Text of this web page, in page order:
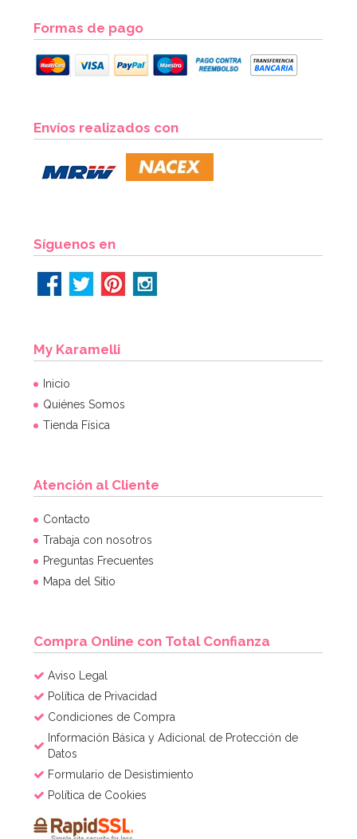
15,95€
Molde Redondo de 35 cm x 7,5 cm - PME
26,95€
AÑADIR
Formas de pago
Envíos realizados con
Síguenos en
My Karamelli
Inicio
Quiénes Somos
Tienda Física
Atención al Cliente
Contacto
Trabaja con nosotros
Preguntas Frecuentes
Mapa del Sitio
Compra Online con Total Confianza
Aviso Legal
Política de Privacidad
Condiciones de Compra
Información Básica y Adicional de Protección de
Datos
Formulario de Desistimiento
Política de Cookies